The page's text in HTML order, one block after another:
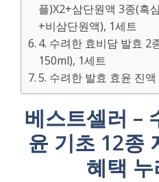
플)X2+삼단원액 3종(흑
+비삼단원액), 1세트
4. 수려한 효비담 발효 2
150ml), 1세트
5. 수려한 발효 효윤 진
베스트셀러 –
윤 기초 12종
혜택